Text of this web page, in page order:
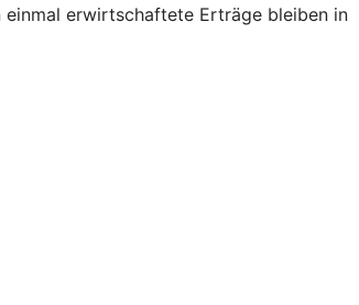
einmal erwirtschaftete Erträge bleiben in